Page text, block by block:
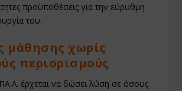
προϋποθέσεις για την εύρυθμη
του.
μάθησης χωρίς
περιορισμούς
έρχεται να δώσει λύση σε όσους